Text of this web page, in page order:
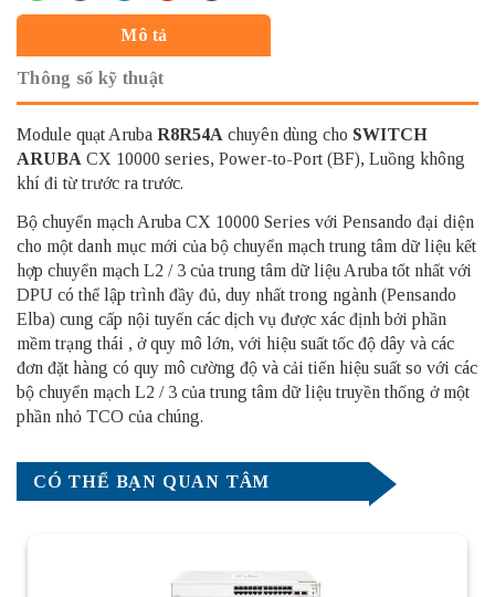
Mô tả
Thông số kỹ thuật
Module quạt Aruba R8R54A chuyên dùng cho SWITCH
ARUBA CX 10000 series, Power-to-Port (BF), Luồng không
khí đi từ trước ra trước.
Bộ chuyển mạch Aruba CX 10000 Series với Pensando đại diện
cho một danh mục mới của bộ chuyển mạch trung tâm dữ liệu kết
hợp chuyển mạch L2 / 3 của trung tâm dữ liệu Aruba tốt nhất với
DPU có thể lập trình đầy đủ, duy nhất trong ngành (Pensando
Elba) cung cấp nội tuyến các dịch vụ được xác định bởi phần
mềm trạng thái , ở quy mô lớn, với hiệu suất tốc độ dây và các
đơn đặt hàng có quy mô cường độ và cải tiến hiệu suất so với các
bộ chuyển mạch L2 / 3 của trung tâm dữ liệu truyền thống ở một
phần nhỏ TCO của chúng.
CÓ THỂ BẠN QUAN TÂM